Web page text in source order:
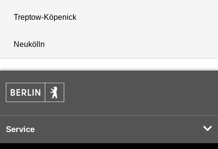
Treptow-Köpenick
Neukölln
Service